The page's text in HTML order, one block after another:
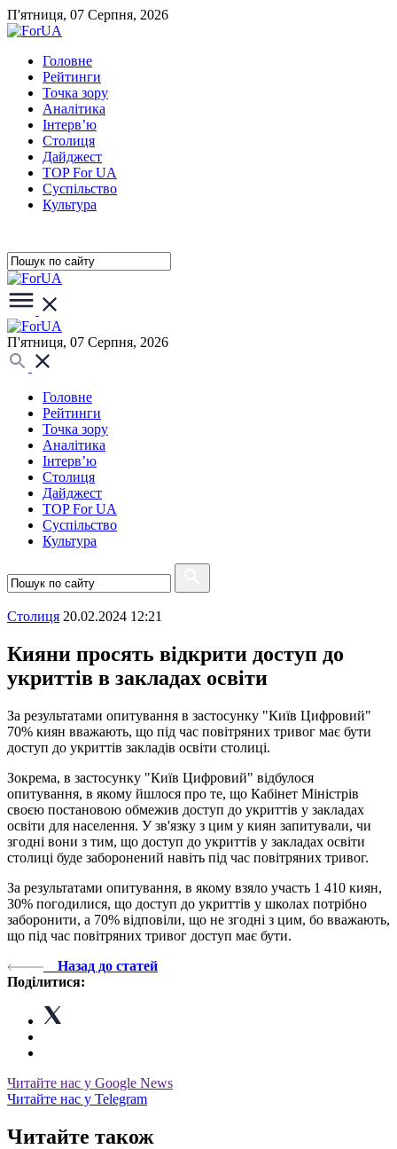
П'ятниця, 07 Серпня, 2026
Головне
Рейтинги
Точка зору
Аналітика
Інтерв’ю
Столиця
Дайджест
TOP For UA
Суспiльство
Культура
П'ятниця, 07 Серпня, 2026
Головне
Рейтинги
Точка зору
Аналітика
Інтерв’ю
Столиця
Дайджест
TOP For UA
Суспiльство
Культура
Столиця 20.02.2024 12:21
Кияни просять відкрити доступ до
укриттів в закладах освіти
За результатами опитування в застосунку "Київ Цифровий"
70% киян вважають, що під час повітряних тривог має бути
доступ до укриттів закладів освіти столиці.
Зокрема, в застосунку "Київ Цифровий" відбулося
опитування, в якому йшлося про те, що Кабінет Міністрів
своєю постановою обмежив доступ до укриттів у закладах
освіти для населення. У зв'язку з цим у киян запитували, чи
згодні вони з тим, що доступ до укриттів у закладах освіти
столиці буде заборонений навіть під час повітряних тривог.
За результатами опитування, в якому взяло участь 1 410 киян,
30% погодилися, що доступ до укриттів у школах потрібно
заборонити, а 70% відповіли, що не згодні з цим, бо вважають,
що під час повітряних тривог доступ має бути.
Назад до статей
Поділитися:
Читайте нас у Google News
Читайте нас у Telegram
Читайте також